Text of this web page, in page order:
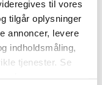
til vores
tilgår oplysninger
annoncer, levere
indholdsmåling,
tjenester. Se
fra
styring af
mio. SEK.